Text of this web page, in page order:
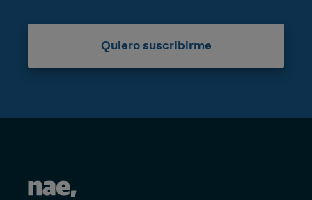
Quiero suscribirme